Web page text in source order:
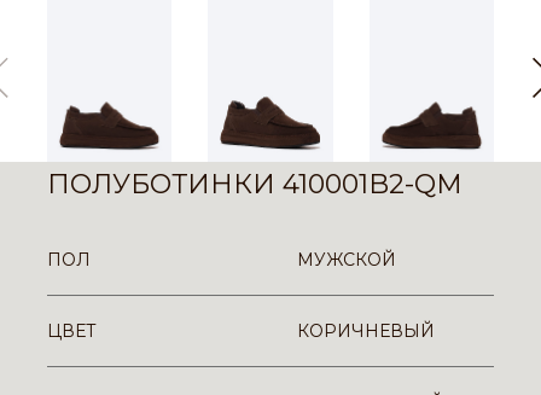
ПОЛУБОТИНКИ 410001B2-QM
ПОЛ МУЖСКОЙ
ЦВЕТ КОРИЧНЕВЫЙ